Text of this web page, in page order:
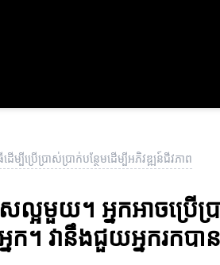
បីប្រើប្រាស់ប្រាក់បន្ថែមដើម្បីអភិវឌ្ឍន៍ជីវភាព
ល្អមួយ។ អ្នកអាចប្រើប្
។ វានឹងជួយអ្នករកប